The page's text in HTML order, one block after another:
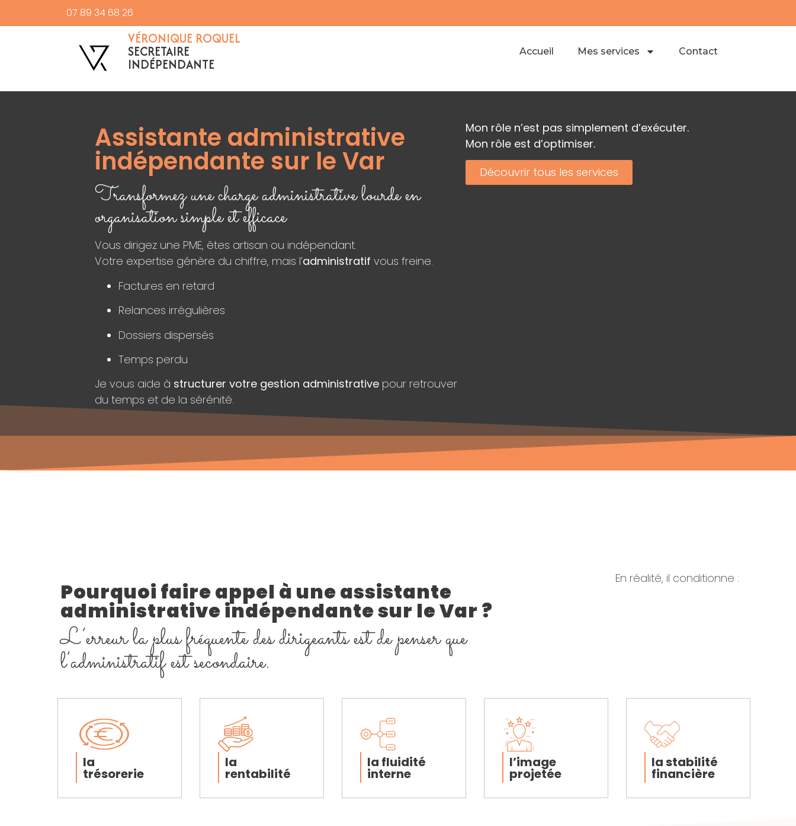
07 89 34 68 26
VÉRONIQUE ROQUEL
SECRETAIRE
INDÉPENDANTE
Accueil Mes services Contact
Assistante administrative
indépendante sur le Var
Transformez une charge administrative lourde en
organisation simple et efficace
Vous dirigez une PME, êtes artisan ou indépendant.
Votre expertise génère du chiffre, mais l’administratif vous freine.
Factures en retard
Relances irrégulières
Dossiers dispersés
Temps perdu
Je vous aide à structurer votre gestion administrative pour retrouver
du temps et de la sérénité.
Mon rôle n’est pas simplement d’exécuter.
Mon rôle est d’optimiser.
Découvrir tous les services
Pourquoi faire appel à une assistante
administrative indépendante sur le Var ?​
L’erreur la plus fréquente des dirigeants est de penser que
l’administratif est secondaire.
En réalité, il conditionne :
la
trésorerie
la
rentabilité
la fluidité
interne
l’image
projetée
la stabilité
financière